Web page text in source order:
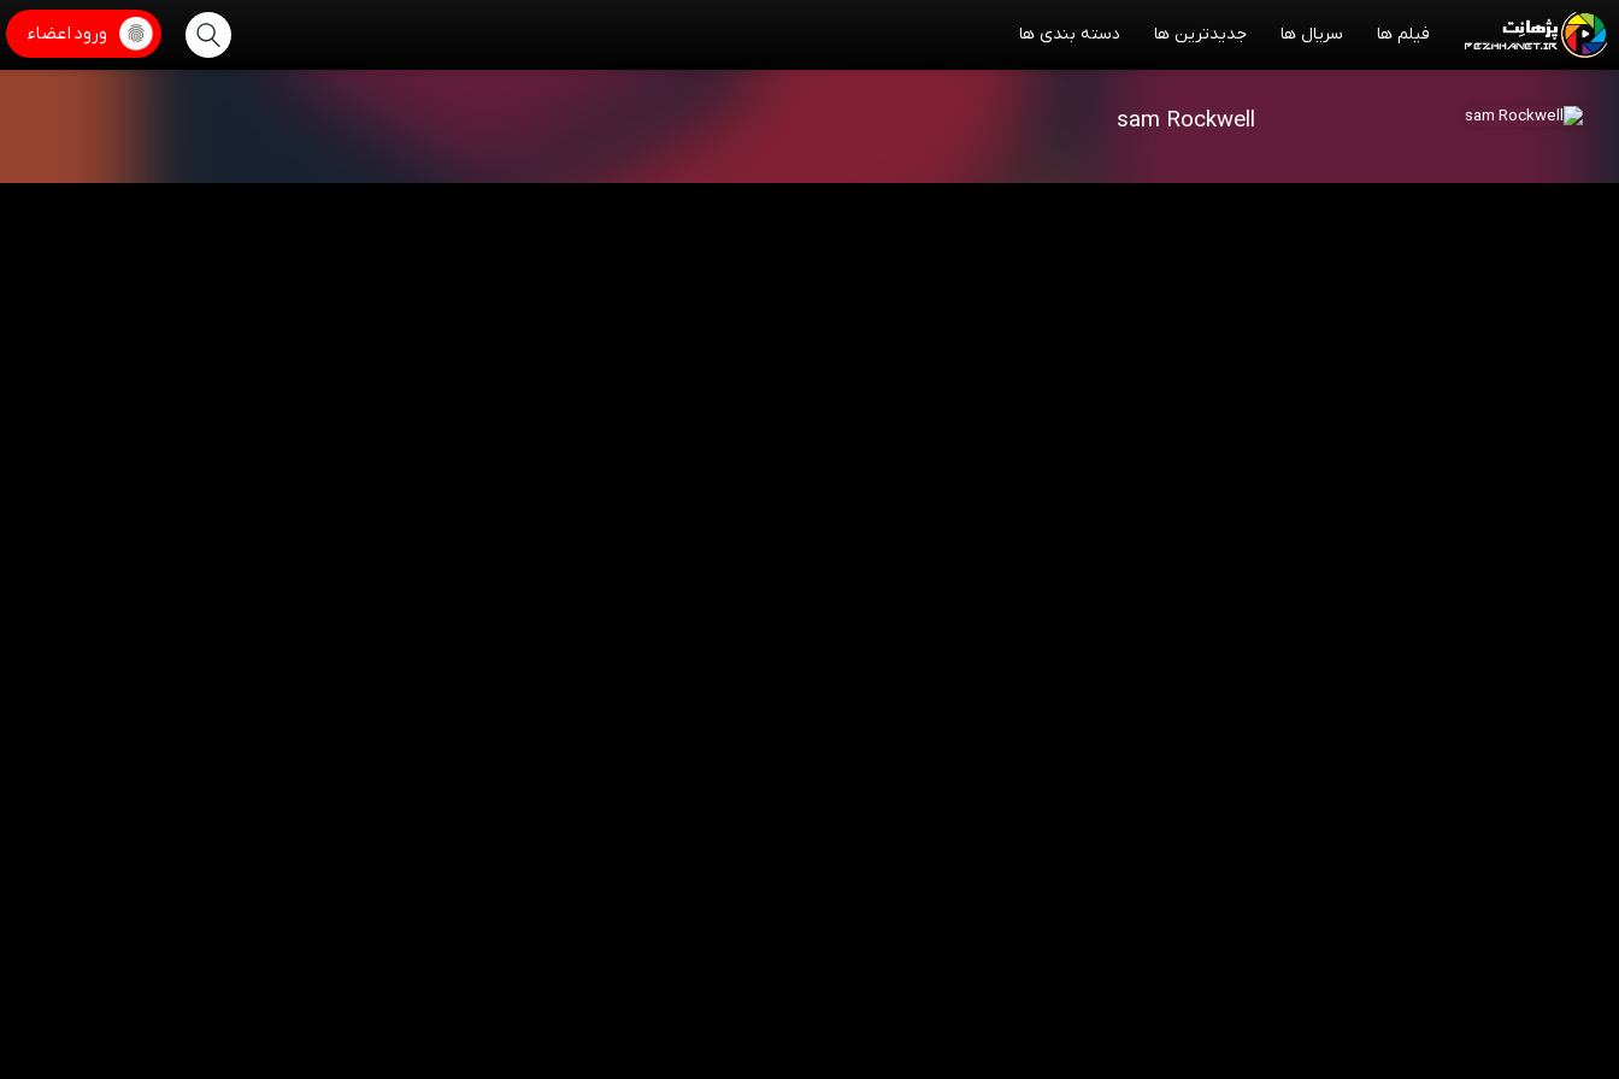
فیلم ها سریال ها جدیدترین ها دسته بندی ها ورود اعضاء
sam Rockwell